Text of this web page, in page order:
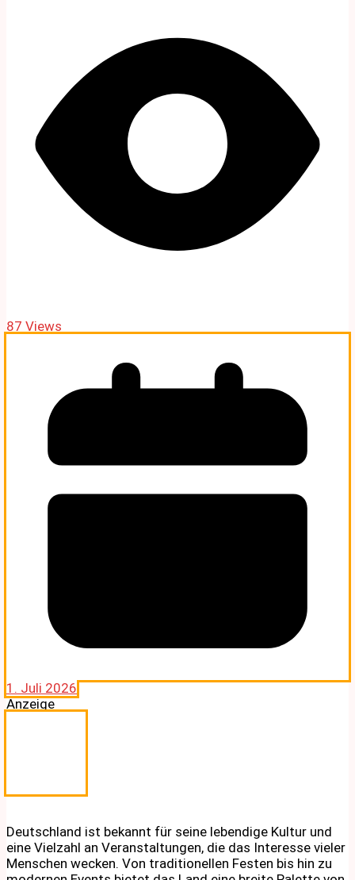
87 Views
1. Juli 2026
Anzeige
Deutschland ist bekannt für seine lebendige Kultur und
eine Vielzahl an Veranstaltungen, die das Interesse vieler
Menschen wecken. Von traditionellen Festen bis hin zu